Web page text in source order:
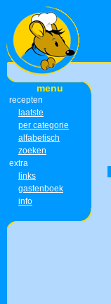
menu
recepten
laatste
per categorie
alfabetisch
zoeken
extra
links
gastenboek
info